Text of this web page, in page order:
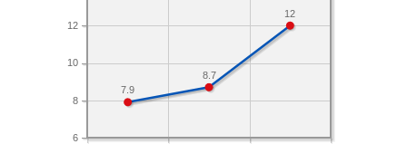
6
8
10
12
12
8.7
7.9